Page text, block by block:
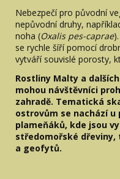
Nebezpečí pro původní
nepůvodní druhy,
noha (Oxalis pes-caprae
se rychle šíří pomocí
vytváří souvislé porosty,
Rostliny Malty a
mohou návštěvníci
zahradě. Tematická
ostrovům se nachází u
plameňáků, kde jsou
středomořské dřeviny,
a geofytů.